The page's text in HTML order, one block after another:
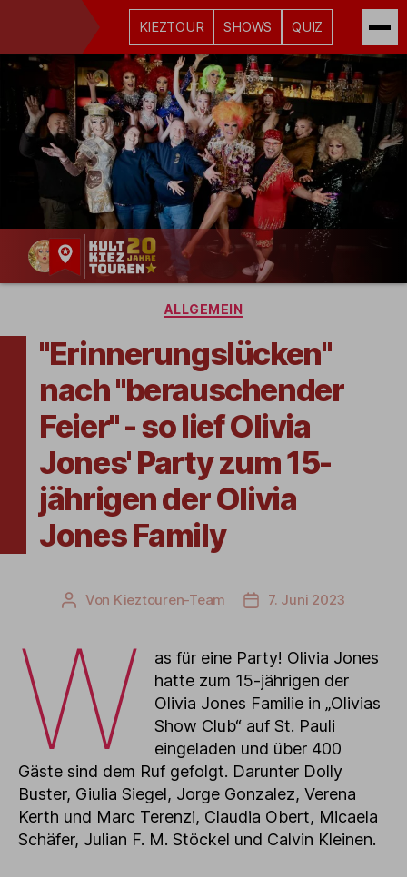
KIEZTOUR SHOWS QUIZ
Kult-
ALLGEMEIN
"Erinnerungslücken"
nach "berauschender
Feier" - so lief Olivia
Jones' Party zum 15-
jährigen der Olivia
Jones Family
Beitragsautor
Von Kieztouren-Team Veröffentlichungsdatum
7. Juni 2023
W
as für eine Party! Olivia Jones
hatte zum 15-jährigen der
Olivia Jones Familie in „Olivias
Show Club“ auf St. Pauli
eingeladen und über 400
Gäste sind dem Ruf gefolgt. Darunter Dolly
Buster, Giulia Siegel, Jorge Gonzalez, Verena
Kerth und Marc Terenzi, Claudia Obert, Micaela
Schäfer, Julian F. M. Stöckel und Calvin Kleinen.